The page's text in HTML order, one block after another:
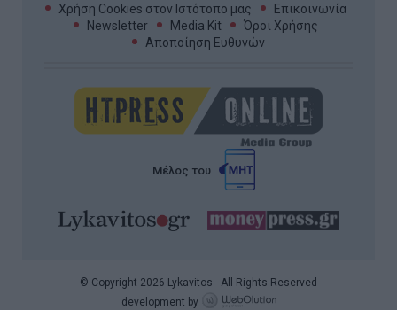
Χρήση Cookies στον Ιστότοπο μας
Επικοινωνία
Newsletter
Media Kit
Όροι Χρήσης
Αποποίηση Ευθυνών
Μέλος του
© Copyright 2026 Lykavitos - All Rights Reserved
development by